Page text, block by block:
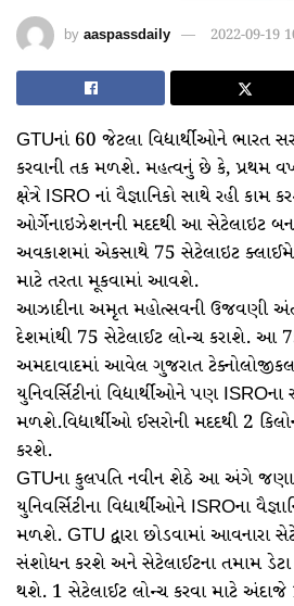
by aaspassdaily 2022-09-19
GTUનાં 60 જેટલા વિદ્યાર્થીઓને ભારત
કરવાની તક મળશે. મહત્વનું છે કે, પ્રથમ
ક્ષેત્રે ISRO નાં વૈજ્ઞાનિકો સાથે રહી કામ
ઓર્ગેનાઇઝેશનની મદદથી આ સેટેલાઇટ
અવકાશમાં એકસાથે 75 સેટેલાઇટ
માટે તરતા મૂકવામાં આવશે.
આઝાદીના અમૃત મહોત્સવની ઉજવણી
દેશમાંથી 75 સેટેલાઈટ લોન્ચ કરાશે. આ
અમદાવાદમાં આવેલ ગુજરાત
યુનિવર્સિટીનાં વિદ્યાર્થીઓને પણ
મળશે.વિદ્યાર્થીઓ ઈસરોની મદદથી 2
કરશે.
GTUના કુલપતિ નવીન શેઠે આ અંગે
યુનિવર્સિટીના વિદ્યાર્થીઓને ISROના
મળશે. GTU દ્વારા છોડવામાં આવનારા
સંશોધન કરશે અને સેટેલાઈટના તમામ ડેટા
થશે. 1 સેટેલાઈટ લોન્ચ કરવા માટે અંદાજે